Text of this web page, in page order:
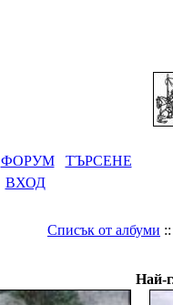
ФОРУМ
ТЪРСЕНЕ
ВХОД
Списък от албуми ::
Най-